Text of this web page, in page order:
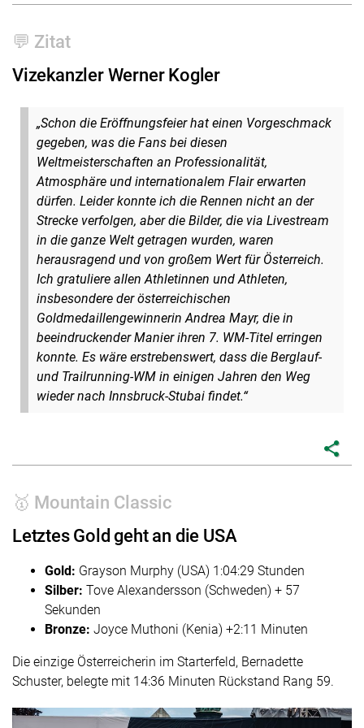
💬 Zitat
Vizekanzler Werner Kogler
„Schon die Eröffnungsfeier hat einen Vorgeschmack
gegeben, was die Fans bei diesen
Weltmeisterschaften an Professionalität,
Atmosphäre und internationalem Flair erwarten
dürfen. Leider konnte ich die Rennen nicht an der
Strecke verfolgen, aber die Bilder, die via Livestream
in die ganze Welt getragen wurden, waren
herausragend und von großem Wert für Österreich.
Ich gratuliere allen Athletinnen und Athleten,
insbesondere der österreichischen
Goldmedaillengewinnerin Andrea Mayr, die in
beeindruckender Manier ihren 7. WM-Titel erringen
konnte. Es wäre erstrebenswert, dass die Berglauf-
und Trailrunning-WM in einigen Jahren den Weg
wieder nach Innsbruck-Stubai findet.“
share
🥇 Mountain Classic
Letztes Gold geht an die USA
Gold: Grayson Murphy (USA) 1:04:29 Stunden
Silber: Tove Alexandersson (Schweden) + 57
Sekunden
Bronze: Joyce Muthoni (Kenia) +2:11 Minuten
Die einzige Österreicherin im Starterfeld, Bernadette
Schuster, belegte mit 14:36 Minuten Rückstand Rang 59.